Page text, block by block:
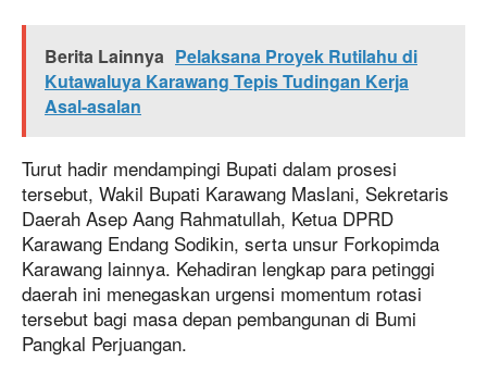
Berita Lainnya Pelaksana Proyek Rutilahu di
Kutawaluya Karawang Tepis Tudingan Kerja
Asal-asalan
Turut hadir mendampingi Bupati dalam prosesi
tersebut, Wakil Bupati Karawang Maslani, Sekretaris
Daerah Asep Aang Rahmatullah, Ketua DPRD
Karawang Endang Sodikin, serta unsur Forkopimda
Karawang lainnya. Kehadiran lengkap para petinggi
daerah ini menegaskan urgensi momentum rotasi
tersebut bagi masa depan pembangunan di Bumi
Pangkal Perjuangan.